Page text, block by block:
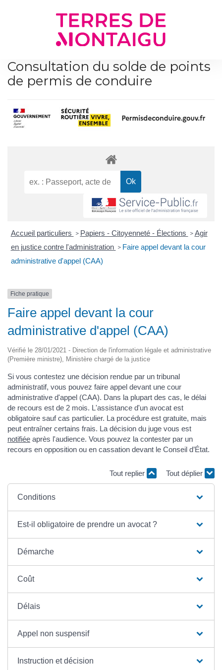
Consultation du solde de points
de permis de conduire
Accueil particuliers > Papiers - Citoyenneté - Élections > Agir
en justice contre l'administration > Faire appel devant la cour
administrative d'appel (CAA)
Fiche pratique
Faire appel devant la cour
administrative d'appel (CAA)
Vérifié le 28/01/2021 - Direction de l'information légale et administrative
(Première ministre), Ministère chargé de la justice
Si vous contestez une décision rendue par un tribunal
administratif, vous pouvez faire appel devant une cour
administrative d'appel (CAA). Dans la plupart des cas, le délai
de recours est de 2 mois. L'assistance d'un avocat est
obligatoire sauf cas particulier. La procédure est gratuite, mais
peut entraîner certains frais. La décision du juge vous est
notifiée après l'audience. Vous pouvez la contester par un
recours en opposition ou en cassation devant le Conseil d’État.
Tout replier Tout déplier
Conditions
Est-il obligatoire de prendre un avocat ?
Démarche
Coût
Délais
Appel non suspensif
Instruction et décision